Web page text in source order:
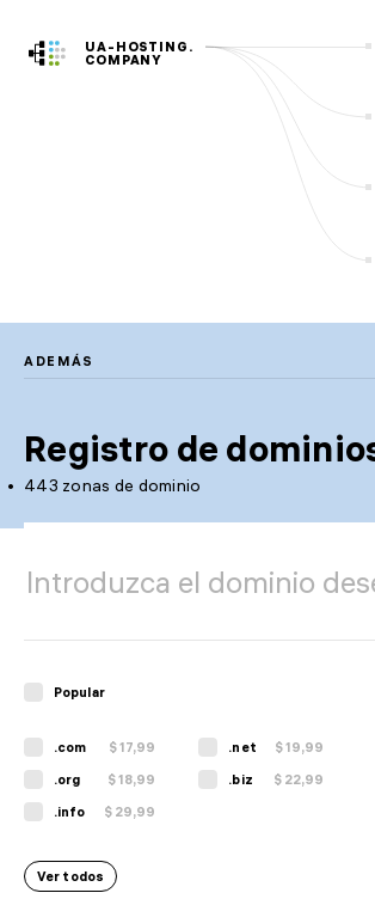
UA-HOSTING.
COMPANY
Además
Administración de servidores
Copia de seguridad
ADEMÁS
Registro de
443 zonas de dominio
Popular
.com $ 17,99 .net
$ 19,99
.org
$ 18,99 .biz
$ 22,99
.info
$ 29,99
Ver todos